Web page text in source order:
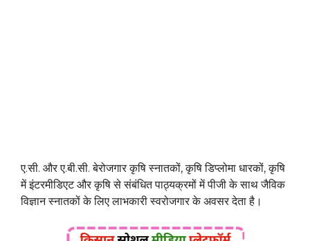
ए.सी. और ए.बी.सी. बेरोजगार कृषि स्नातकों, कृषि डिप्लोमा धारकों, कृषि
में इंटरमीडिएट और कृषि से संबंधित पाठ्यक्रमों में पीजी के साथ जैविक
विज्ञान स्नातकों के लिए लाभकारी स्वरोजगार के अवसर देता है।